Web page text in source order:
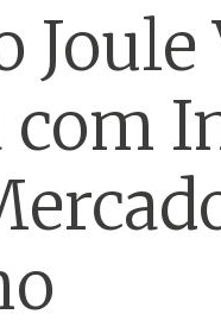
Joule
com